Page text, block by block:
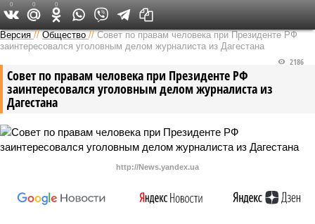
Версия на Кавказе
Версия //Общество //Совет по правам человека при Президенте РФ
заинтересовался уголовным делом журналиста из Дагестана
Совет по правам человека при Президенте РФ
заинтересовался уголовным делом журналиста из
Дагестана
2186
http://News.yandex.ua
0 0 0